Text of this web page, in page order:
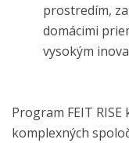
prostredím,
domácimi
vysokým
Program FEIT
komplexných